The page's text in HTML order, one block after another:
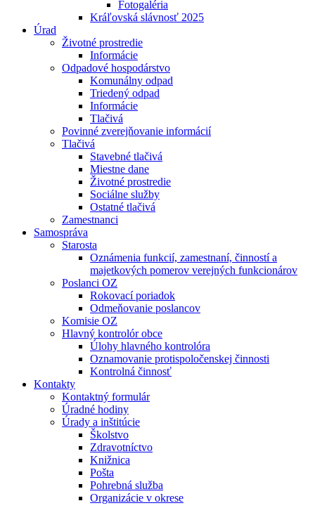
Fotogaléria
Kráľovská slávnosť 2025
Úrad
Životné prostredie
Informácie
Odpadové hospodárstvo
Komunálny odpad
Triedený odpad
Informácie
Tlačivá
Povinné zverejňovanie informácií
Tlačivá
Stavebné tlačivá
Miestne dane
Životné prostredie
Sociálne služby
Ostatné tlačivá
Zamestnanci
Samospráva
Starosta
Oznámenia funkcií, zamestnaní, činností a
majetkových pomerov verejných funkcionárov
Poslanci OZ
Rokovací poriadok
Odmeňovanie poslancov
Komisie OZ
Hlavný kontrolór obce
Úlohy hlavného kontrolóra
Oznamovanie protispoločenskej činnosti
Kontrolná činnosť
Kontakty
Kontaktný formulár
Úradné hodiny
Úrady a inštitúcie
Školstvo
Zdravotníctvo
Knižnica
Pošta
Pohrebná služba
Organizácie v okrese